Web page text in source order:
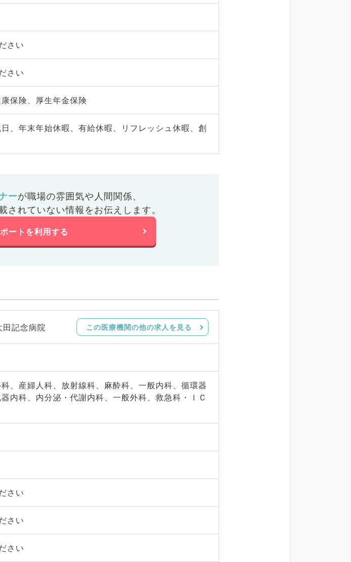
さい
さい
保険、厚生年金保険
、年末年始休暇、有給休暇、リフレッシュ休暇、創
ーが職場の雰囲気や人間関係、
されていない情報をお伝えします。
ートを利用する
記念病院 この医療機関の他の求人を見る
、産婦人科、放射線科、麻酔科、一般内科、循環器
内科、内分泌・代謝内科、一般外科、救急科・ＩＣ
さい
さい
さい